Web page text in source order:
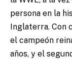
persona en la
Inglaterra. Con
el campeón
años, y el